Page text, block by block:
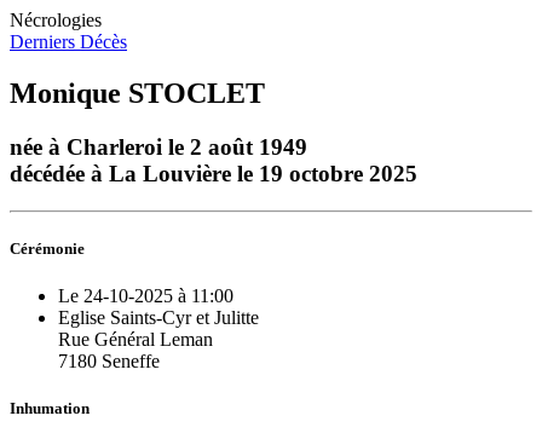
Nécrologies
Derniers Décès
Monique STOCLET
née à Charleroi le 2 août 1949
décédée à La Louvière le 19 octobre 2025
Cérémonie
Le 24-10-2025 à 11:00
Eglise Saints-Cyr et Julitte
Rue Général Leman
7180 Seneffe
Inhumation